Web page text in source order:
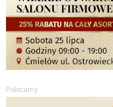
Polecamy